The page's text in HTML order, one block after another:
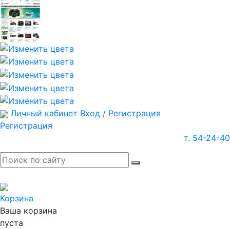
Личный кабинет Вход / Регистрация
Регистрация
т. 54-24-40
Корзина
Ваша корзина
пуста